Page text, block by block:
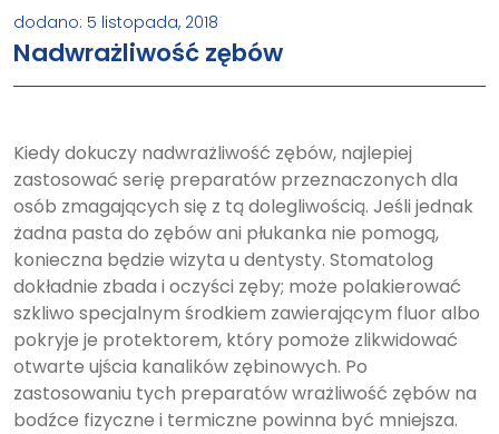
dodano: 5 listopada, 2018
Nadwrażliwość zębów
Kiedy dokuczy nadwrażliwość zębów, najlepiej
zastosować serię preparatów przeznaczonych dla
osób zmagających się z tą dolegliwością. Jeśli jednak
żadna pasta do zębów ani płukanka nie pomogą,
konieczna będzie wizyta u dentysty. Stomatolog
dokładnie zbada i oczyści zęby; może polakierować
szkliwo specjalnym środkiem zawierającym fluor albo
pokryje je protektorem, który pomoże zlikwidować
otwarte ujścia kanalików zębinowych. Po
zastosowaniu tych preparatów wrażliwość zębów na
bodźce fizyczne i termiczne powinna być mniejsza.